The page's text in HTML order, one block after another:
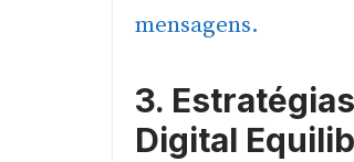
mensagens.
3.
Digital